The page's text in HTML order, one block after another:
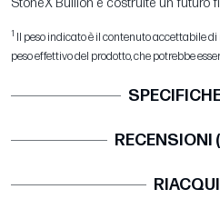
1
Il peso indicato è il contenuto accettabile
peso effettivo del prodotto, che potrebbe
RECENSIONI